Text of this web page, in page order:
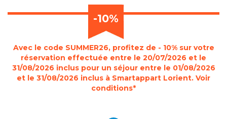
-10%
Avec le code SUMMER26, profitez de - 10% sur votre
réservation effectuée entre le 20/07/2026 et le
31/08/2026 inclus pour un séjour entre le 01/08/2026
et le 31/08/2026 inclus à Smartappart Lorient. Voir
conditions*